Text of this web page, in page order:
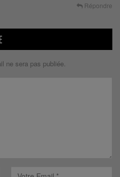
Répondre
ne sera pas publiée.